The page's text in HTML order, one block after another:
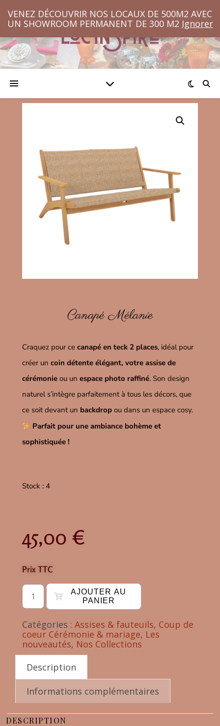
VENEZ DÉCOUVRIR NOS LOCAUX DE 500M2 AVEC
UN SHOWROOM PERMANENT DE 300 M2 Ignorer
Canapé Mélanie
Craquez pour ce canapé en teck 2 places, idéal pour
créer un coin détente élégant, votre assise de
cérémonie ou un espace photo raffiné. Son design
naturel s’intègre parfaitement à tous les décors, que
ce soit devant un backdrop ou dans un espace cosy.
Parfait pour une ambiance bohème et
sophistiquée !
Stock : 4
45,00 €
Prix TTC
AJOUTER AU
PANIER
Catégories : Assises & fauteuils, Coup de
coeur Cérémonie & mariage, Les
nouveautés, Nos Collections
Description
Informations complémentaires
DESCRIPTION